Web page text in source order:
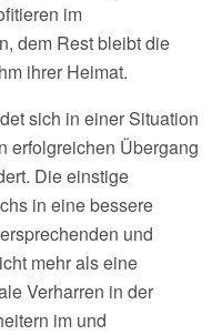
im
dem Rest bleibt die
ihrer Heimat.
sich in einer Situation
erfolgreichen Übergang
Die einstige
in eine bessere
und
mehr als eine
Verharren in der
im und